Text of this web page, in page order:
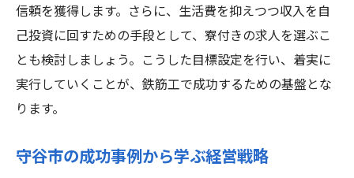
信頼を獲得します。さらに、生活費を抑えつつ収入を自
己投資に回すための手段として、寮付きの求人を選ぶこ
とも検討しましょう。こうした目標設定を行い、着実に
実行していくことが、鉄筋工で成功するための基盤とな
ります。
守谷市の成功事例から学ぶ経営戦略